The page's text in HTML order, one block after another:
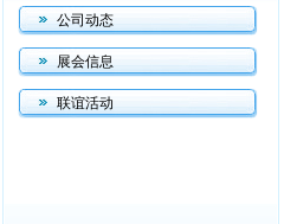
公司动态
展会信息
联谊活动